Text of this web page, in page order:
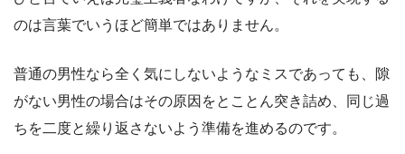
のは言葉でいうほど簡単ではありません。
普通の男性なら全く気にしないようなミスであっても、隙
がない男性の場合はその原因をとことん突き詰め、同じ過
ちを二度と繰り返さないよう準備を進めるのです。